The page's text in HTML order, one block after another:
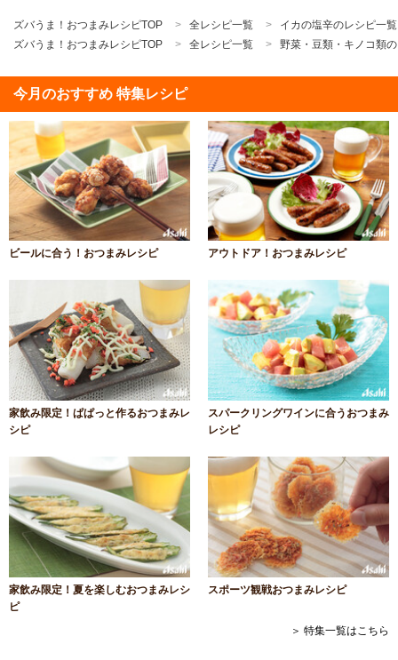
ズバうま！おつまみレシピTOP 全レシピ一覧
イカの塩辛のレシピ一覧
ズバうま！おつまみレシピTOP
全レシピ一覧 野菜・豆類・キノコ類
今月のおすすめ 特集レシピ
ビールに合う！おつまみレシピ アウトドア！おつまみレシピ
家飲み限定！ぱぱっと作るおつまみレ
シピ
スパークリングワインに合うおつまみ
レシピ
家飲み限定！夏を楽しむおつまみレシ
ピ
スポーツ観戦おつまみレシピ
＞ 特集一覧はこちら